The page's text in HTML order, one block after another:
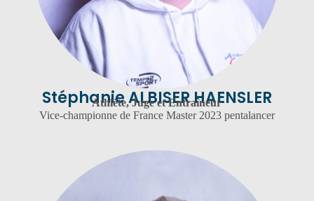
Stéphanie ALBISER HAENSLER
Athlète, Juge et Entraîneur
Vice-championne de France Master 2023 pentalancer